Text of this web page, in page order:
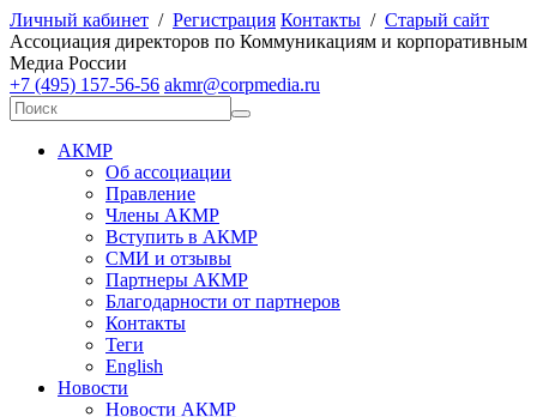
Личный кабинет / Регистрация Контакты / Старый сайт
Ассоциация директоров по Коммуникациям и корпоративным
Медиа России
+7 (495) 157-56-56 akmr@corpmedia.ru
АКМР
Об ассоциации
Правление
Члены АКМР
Вступить в АКМР
СМИ и отзывы
Партнеры АКМР
Благодарности от партнеров
Контакты
Теги
English
Новости
Новости АКМР